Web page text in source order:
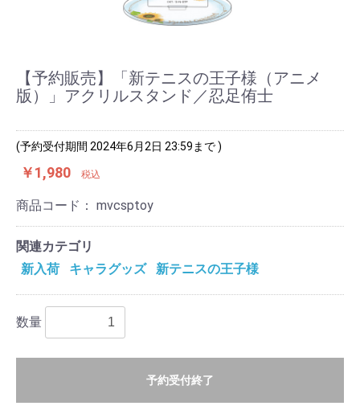
【予約販売】「新テニスの王子様（アニメ
版）」アクリルスタンド／忍足侑士
(予約受付期間 2024年6月2日 23:59まで )
￥1,980 税込
商品コード： mvcsptoy
関連カテゴリ
新入荷
キャラグッズ 新テニスの王子様
数量
予約受付終了